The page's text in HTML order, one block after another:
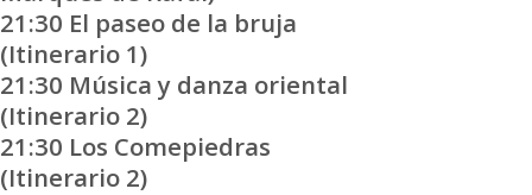
21:30 El paseo de la bruja
(Itinerario 1)
21:30 Música y danza oriental
(Itinerario 2)
21:30 Los Comepiedras
(Itinerario 2)